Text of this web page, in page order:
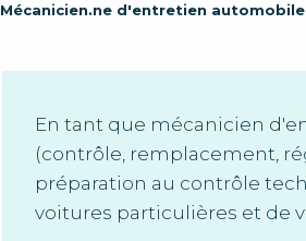
Mécanicien.ne d'entretien automobile
En tant que mécanicien
(contrôle, remplacement,
préparation au contrôle
voitures particulières et de